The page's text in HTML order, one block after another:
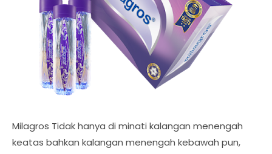
Milagros Tidak hanya di minati kalangan menengah
keatas bahkan kalangan menengah kebawah pun,